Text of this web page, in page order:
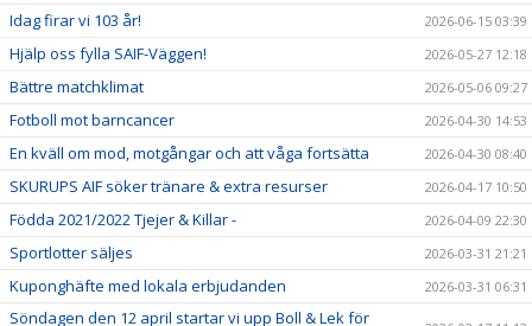
Idag firar vi 103 år! 2026-06-15 03:39
Hjälp oss fylla SAIF-Väggen! 2026-05-27 12:18
Bättre matchklimat 2026-05-06 09:27
Fotboll mot barncancer 2026-04-30 14:53
En kväll om mod, motgångar och att våga fortsätta 2026-04-30 08:40
SKURUPS AIF söker tränare & extra resurser 2026-04-17 10:50
Födda 2021/2022 Tjejer & Killar - 2026-04-09 22:30
Sportlotter säljes 2026-03-31 21:21
Kuponghäfte med lokala erbjudanden 2026-03-31 06:31
Söndagen den 12 april startar vi upp Boll & Lek för